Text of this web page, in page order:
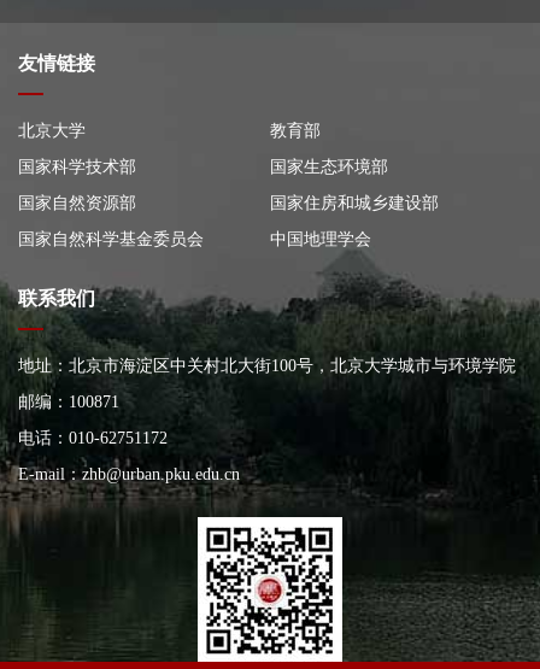
友情链接
北京大学
教育部
国家科学技术部
国家生态环境部
国家自然资源部
国家住房和城乡建设部
国家自然科学基金委员会
中国地理学会
联系我们
地址：北京市海淀区中关村北大街100号，北京大学城市与环境学院
大楼
邮编：100871
电话：010-62751172
E-mail：zhb@urban.pku.edu.cn